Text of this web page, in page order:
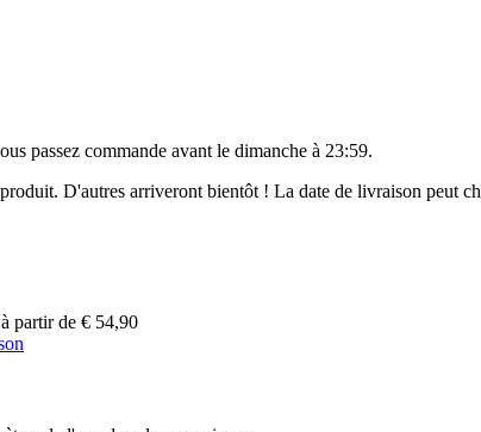
passez commande avant le dimanche à 23:59.
D'autres arriveront bientôt ! La date de livraison peut
à partir de € 54,90